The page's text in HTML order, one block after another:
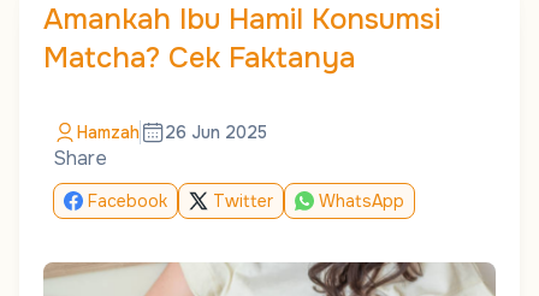
Amankah Ibu Hamil Konsumsi
Matcha? Cek Faktanya
Hamzah 26 Jun 2025
Share
Facebook Twitter WhatsApp